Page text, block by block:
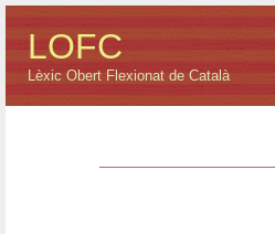
LOFC
Lèxic Obert Flexionat de Català